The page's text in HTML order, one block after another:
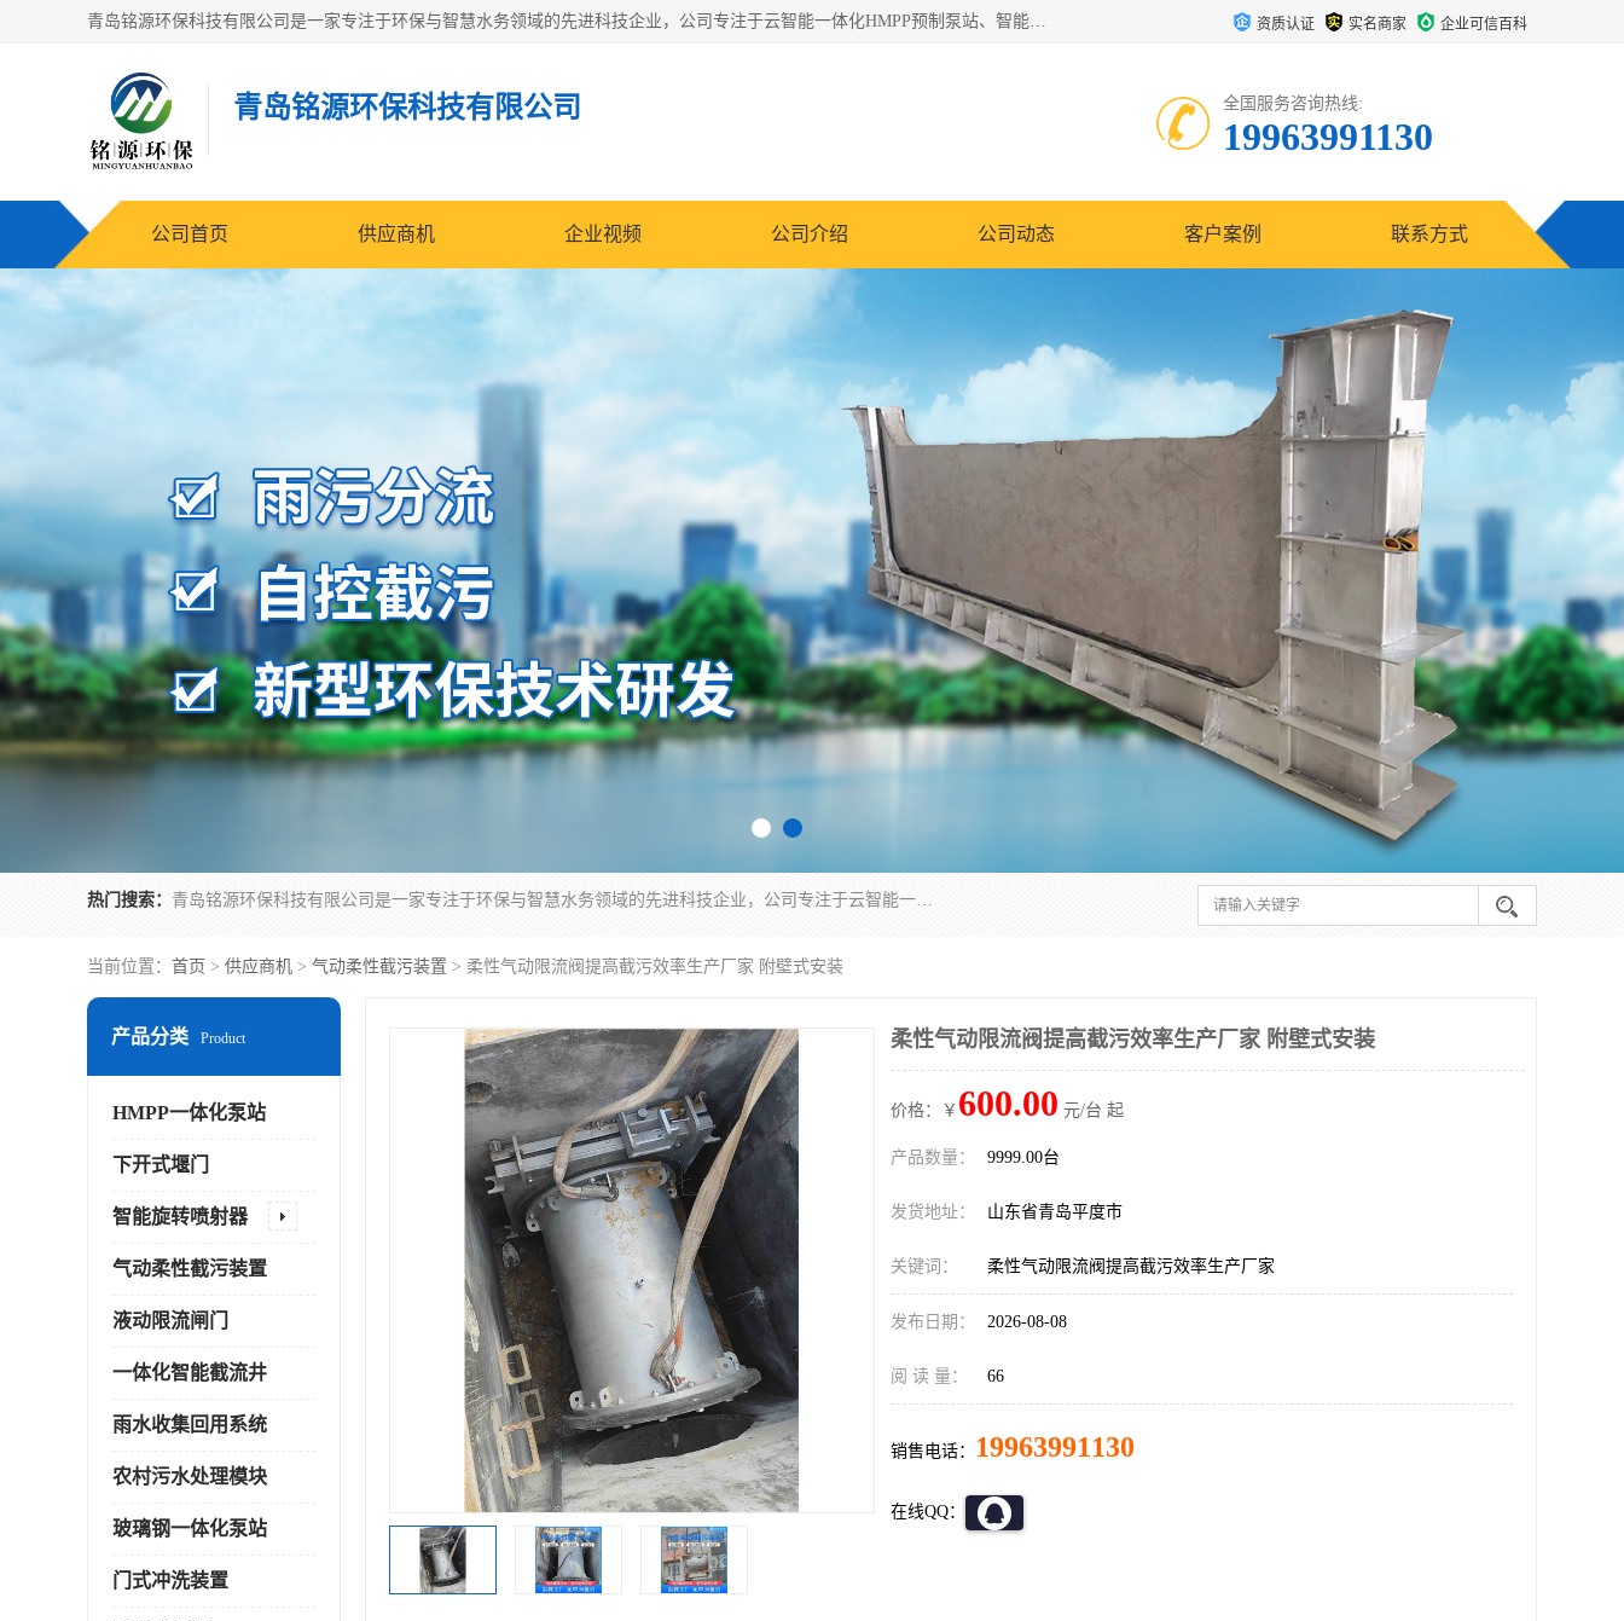
青岛铭源环保科技有限公司是一家专注于环保与智慧水务领域的先进科技企业，公司专注于云智能一体化HMPP预制泵站、智能截流井设备、调蓄池雨洪管理设备、水务循环利用、云智慧水务开发及新型环保技术研发等领域。 资质认证 实名商家 企业可信百科
青岛铭源环保科技有限公司 全国服务咨询热线:
19963991130
公司首页 供应商机 企业视频 公司介绍 公司动态 客户案例 联系方式
热门搜索： 青岛铭源环保科技有限公司是一家专注于环保与智慧水务领域的先进科技企业，公司专注于云智能一体化HMPP预制泵站、智能截流井设备、调蓄池雨洪管理设备、水务循环利用、云智慧水务开发及新型环保技术研发等领域。
当前位置： 首页 > 供应商机 > 气动柔性截污装置 > 柔性气动限流阀提高截污效率生产厂家 附壁式安装
产品分类 Product
HMPP一体化泵站
下开式堰门
智能旋转喷射器
气动柔性截污装置
液动限流闸门
一体化智能截流井
雨水收集回用系统
农村污水处理模块
玻璃钢一体化泵站
门式冲洗装置
柔性气动限流阀提高截污效率生产厂家 附壁式安装
价格：￥ 600.00 元/台 起
产品数量： 9999.00台
发货地址： 山东省青岛平度市
关键词： 柔性气动限流阀提高截污效率生产厂家
发布日期： 2026-08-08
阅 读 量： 66
销售电话： 19963991130
在线QQ：